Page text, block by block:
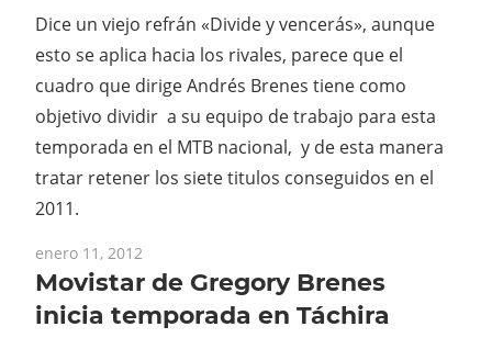
Dice un viejo refrán «Divide y vencerás», aunque
esto se aplica hacia los rivales, parece que el
cuadro que dirige Andrés Brenes tiene como
objetivo dividir a su equipo de trabajo para esta
temporada en el MTB nacional, y de esta manera
tratar retener los siete titulos conseguidos en el
2011.
enero 11, 2012
Movistar de Gregory Brenes
inicia temporada en Táchira